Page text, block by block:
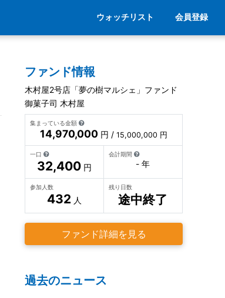
ウォッチリスト 会員登録
ファンド情報
木村屋2号店「夢の樹マルシェ」ファンド
御菓子司 木村屋
集まっている金額
14,970,000 円 /15,000,000 円
一口
32,400円
会計期間
- 年
参加人数
432人
残り日数
途中終了
ファンド詳細を見る
過去のニュース